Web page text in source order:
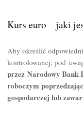
Kurs euro – jaki
Aby określić
kontrolowanej, pod
przez Narodowy Bank
roboczym
gospodarczej lub